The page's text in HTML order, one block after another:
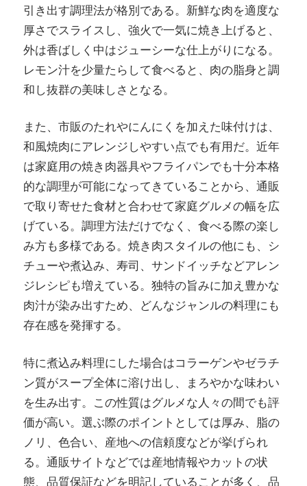
引き出す調理法が格別である。新鮮な肉を適度な
厚さでスライスし、強火で一気に焼き上げると、
外は香ばしく中はジューシーな仕上がりになる。
レモン汁を少量たらして食べると、肉の脂身と調
和し抜群の美味しさとなる。
また、市販のたれやにんにくを加えた味付けは、
和風焼肉にアレンジしやすい点でも有用だ。近年
は家庭用の焼き肉器具やフライパンでも十分本格
的な調理が可能になってきていることから、通販
で取り寄せた食材と合わせて家庭グルメの幅を広
げている。調理方法だけでなく、食べる際の楽し
み方も多様である。焼き肉スタイルの他にも、シ
チューや煮込み、寿司、サンドイッチなどアレン
ジレシピも増えている。独特の旨みに加え豊かな
肉汁が染み出すため、どんなジャンルの料理にも
存在感を発揮する。
特に煮込み料理にした場合はコラーゲンやゼラチ
ン質がスープ全体に溶け出し、まろやかな味わい
を生み出す。この性質はグルメな人々の間でも評
価が高い。選ぶ際のポイントとしては厚み、脂の
ノリ、色合い、産地への信頼度などが挙げられ
る。通販サイトなどでは産地情報やカットの状
態、品質保証などを明記していることが多く、品